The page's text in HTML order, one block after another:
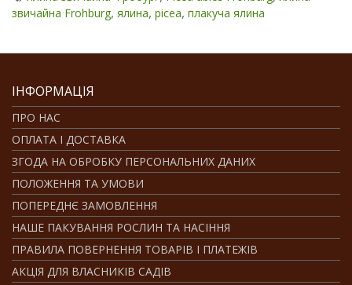
звичайна Frohburg, ялина, picea, плакуча ялина
ІНФОРМАЦІЯ
ПРО НАС
ОПЛАТА І ДОСТАВКА
ЗГОДА НА ОБРОБКУ ПЕРСОНАЛЬНИХ ДАНИХ
ПОЛОЖЕННЯ ТА УМОВИ
ПОПЕРЕДНЄ ЗАМОВЛЕННЯ
НАШЕ ПАКУВАННЯ РОСЛИН ТА НАСІННЯ
ПРАВИЛА ПОВЕРНЕННЯ ТОВАРІВ І ПЛАТЕЖІВ
АКЦІЯ ДЛЯ ВЛАСНИКІВ САДІВ